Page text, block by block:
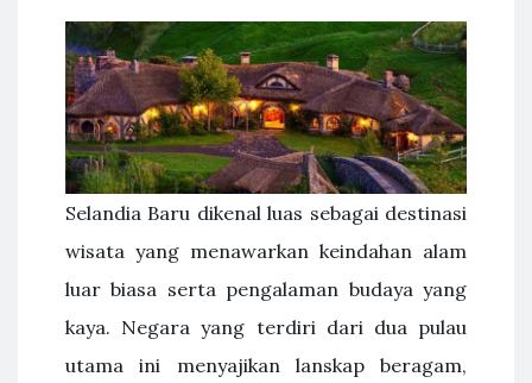
Selandia Baru dikenal luas sebagai destinasi
wisata yang menawarkan keindahan alam
luar biasa serta pengalaman budaya yang
kaya. Negara yang terdiri dari dua pulau
utama ini menyajikan lanskap beragam,